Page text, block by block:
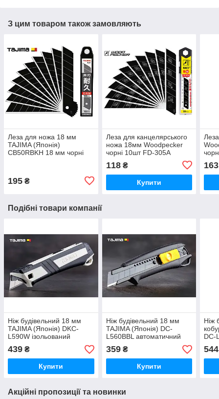
З цим товаром також замовляють
Леза для ножа 18 мм
TAJIMA (Японія)
CB50RBKH 18 мм чорні
195 ₴
Леза для канцелярського
ножа 18мм Woodpecker
чорні 10шт FD-305A
118₴
Купити
163
Подібні товари компанії
Ніж будівельний 18 мм
TAJIMA (Японія) DKC-
L590W ізольований
верхній автоматичний
фіксатор
439 ₴
Купити
Ніж будівельний 18 мм
TAJIMA (Японія) DC-
L560BBL автоматичний
фіксатор
359₴
Купити
Ніж
DC-
544
Акційні пропозиції та новинки